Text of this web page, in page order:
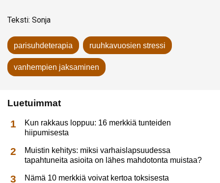
Teksti: Sonja
parisuhdeterapia ruuhkavuosien stressi
vanhempien jaksaminen
Luetuimmat
Kun rakkaus loppuu: 16 merkkiä tunteiden
hiipumisesta
Muistin kehitys: miksi varhaislapsuudessa
tapahtuneita asioita on lähes mahdotonta muistaa?
Nämä 10 merkkiä voivat kertoa toksisesta